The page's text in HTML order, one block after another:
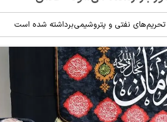
نفتی و پتروشیمی‌برداشته شده است